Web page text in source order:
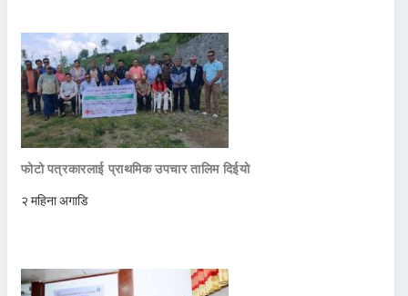
फोटो पत्रकारलाई प्राथमिक उपचार तालिम दिईयो
२ महिना अगाडि